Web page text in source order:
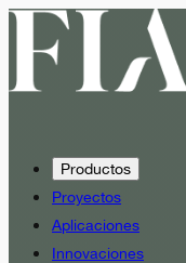
Productos
Proyectos
Aplicaciones
Innovaciones